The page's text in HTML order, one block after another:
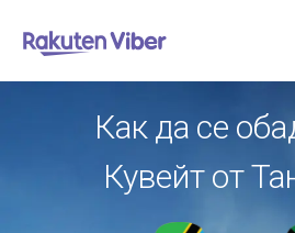
Как да се
Кувейт от